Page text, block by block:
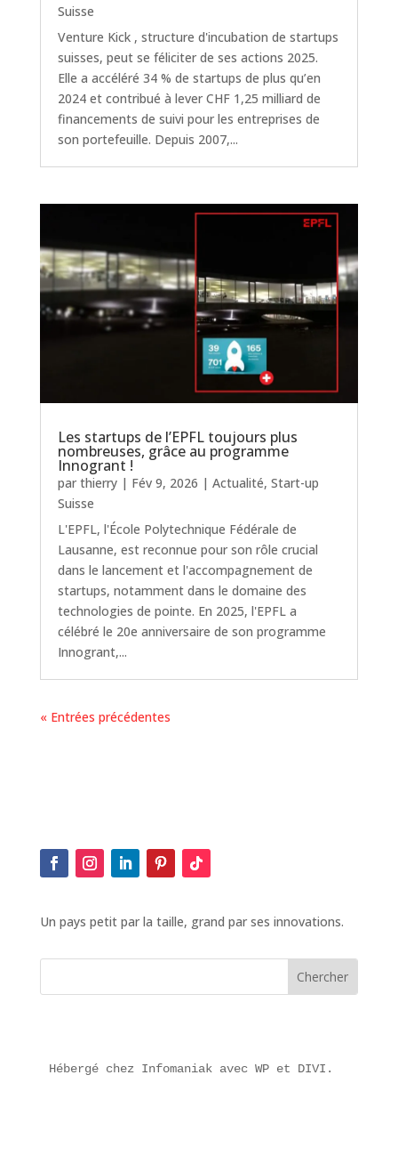
Suisse
Venture Kick , structure d'incubation de startups
suisses, peut se féliciter de ses actions 2025.
Elle a accéléré 34 % de startups de plus qu’en
2024 et contribué à lever CHF 1,25 milliard de
financements de suivi pour les entreprises de
son portefeuille. Depuis 2007,...
Les startups de l’EPFL toujours plus
nombreuses, grâce au programme
Innogrant !
par thierry| Fév 9, 2026 | Actualité, Start-up
Suisse
L'EPFL, l'École Polytechnique Fédérale de
Lausanne, est reconnue pour son rôle crucial
dans le lancement et l'accompagnement de
startups, notamment dans le domaine des
technologies de pointe. En 2025, l'EPFL a
célébré le 20e anniversaire de son programme
Innogrant,...
« Entrées précédentes
Un pays petit par la taille, grand par ses innovations.
Hébergé chez Infomaniak avec WP et DIVI.